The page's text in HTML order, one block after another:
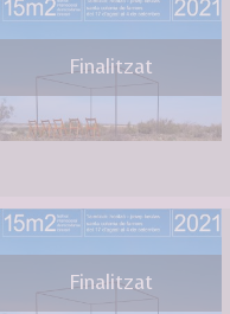
Finalitzat
Finalitzat